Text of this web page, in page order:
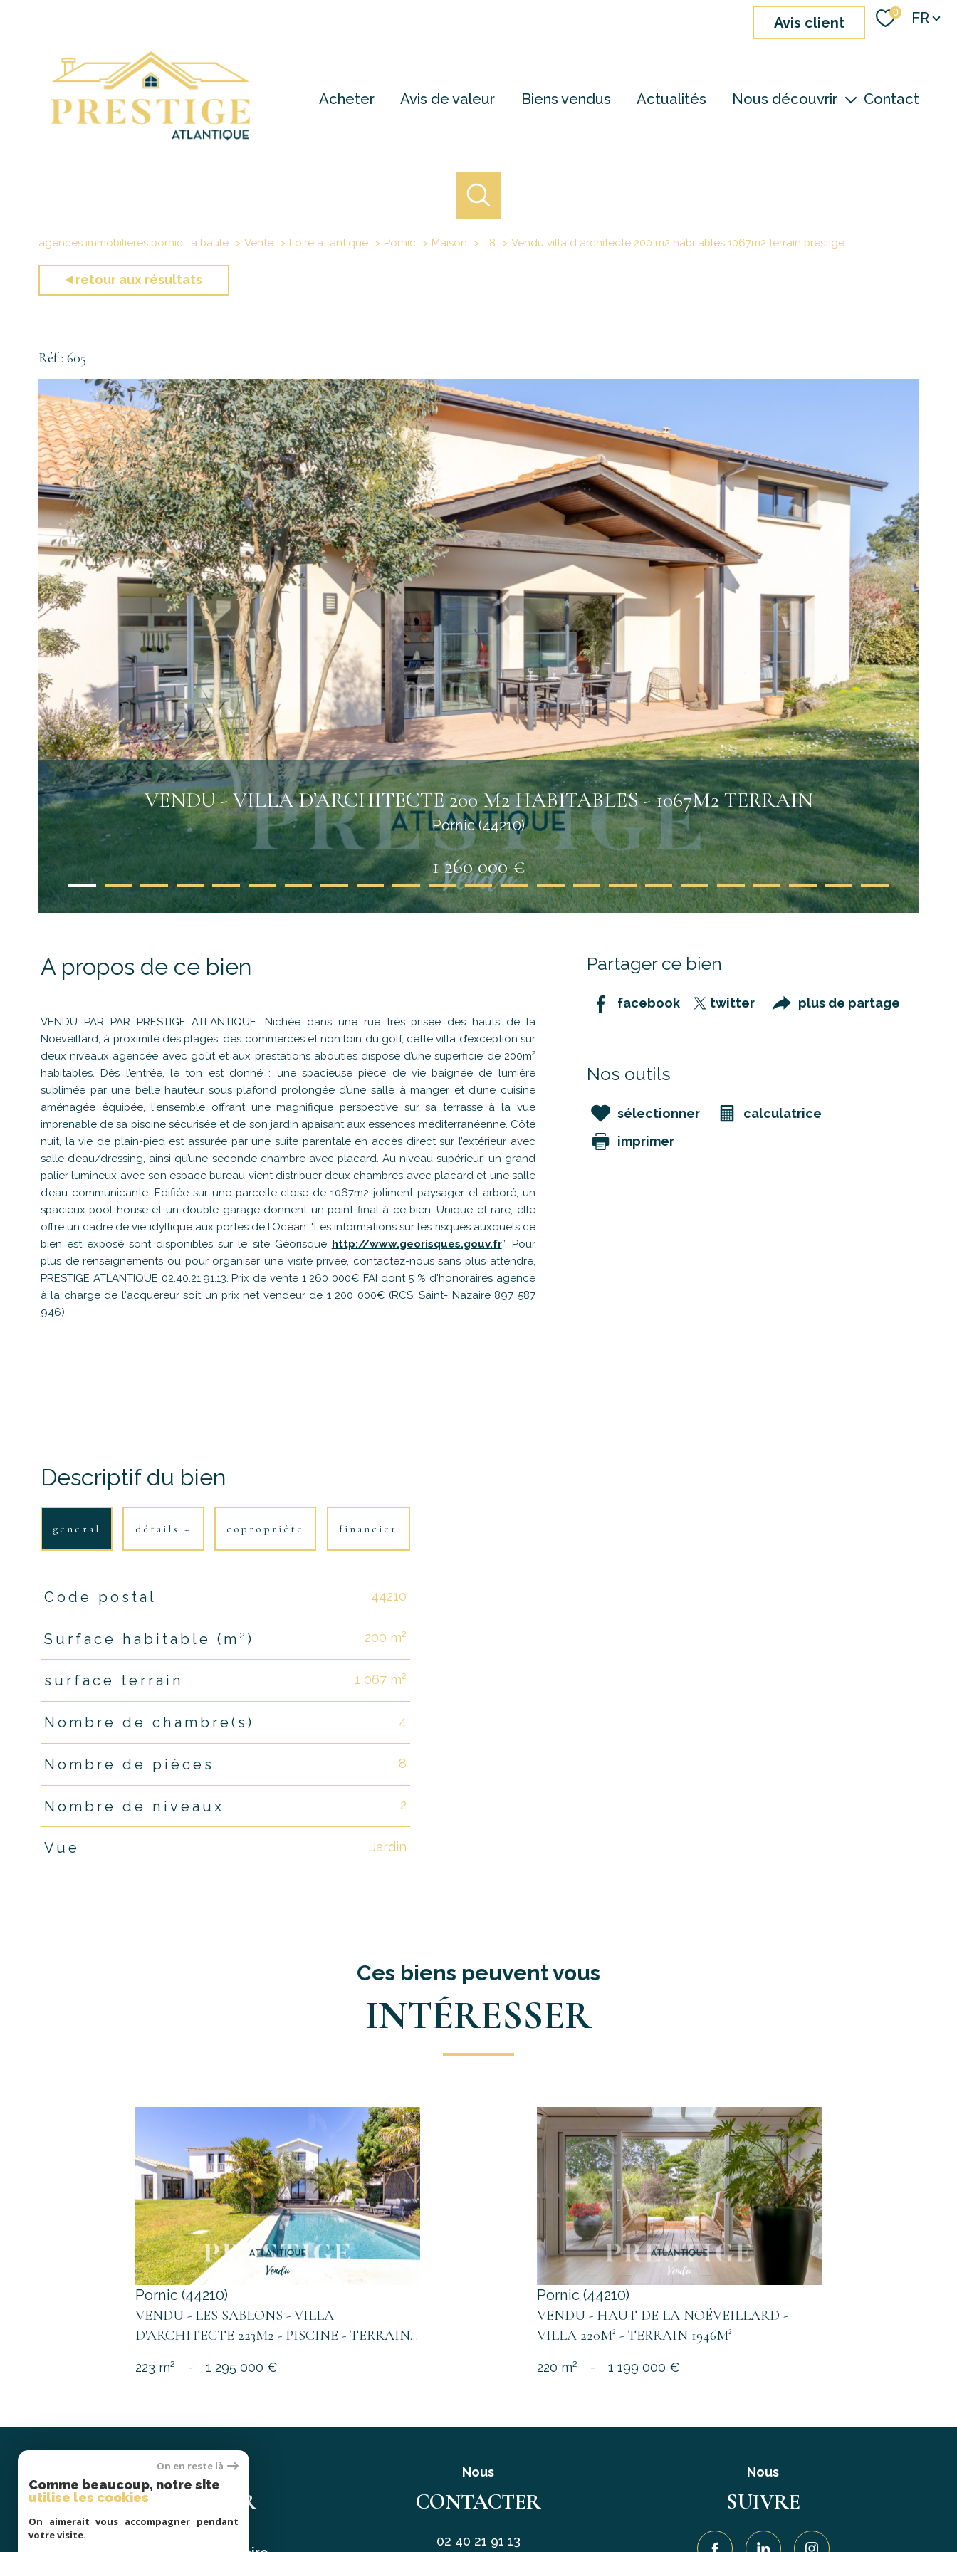
avis client
0 Langue
FR
Acheter Avis de valeur Biens vendus Actualités Nous découvrir Contact
agences immobilières pornic, la baule Vente Loire atlantique Pornic Maison T8 Vendu villa d architecte 200 m2 habitables 1067m2 terrain prestige
retour aux résultats
Réf : 605
VENDU - VILLA D’ARCHITECTE 200 M2 HABITABLES - 1067M2 TERRAIN
Pornic (44210)
1 260 000 €
A propos de ce bien
VENDU PAR PAR PRESTIGE ATLANTIQUE. Nichée dans une rue très prisée des hauts de la
Noëveillard, à proximité des plages, des commerces et non loin du golf, cette villa d’exception sur
deux niveaux agencée avec goût et aux prestations abouties dispose d’une superficie de 200m²
habitables. Dès l’entrée, le ton est donné : une spacieuse pièce de vie baignée de lumière
sublimée par une belle hauteur sous plafond prolongée d’une salle à manger et d’une cuisine
aménagée équipée, l'ensemble offrant une magnifique perspective sur sa terrasse à la vue
imprenable de sa piscine sécurisée et de son jardin apaisant aux essences méditerranéenne. Côté
nuit, la vie de plain-pied est assurée par une suite parentale en accès direct sur l’extérieur avec
salle d’eau/dressing, ainsi qu’une seconde chambre avec placard. Au niveau supérieur, un grand
palier lumineux avec son espace bureau vient distribuer deux chambres avec placard et une salle
d’eau communicante. Edifiée sur une parcelle close de 1067m2 joliment paysager et arboré, un
spacieux pool house et un double garage donnent un point final à ce bien. Unique et rare, elle
offre un cadre de vie idyllique aux portes de l’Océan. "Les informations sur les risques auxquels ce
bien est exposé sont disponibles sur le site Géorisque http://www.georisques.gouv.fr”. Pour
plus de renseignements ou pour organiser une visite privée, contactez-nous sans plus attendre,
PRESTIGE ATLANTIQUE 02.40.21.91.13. Prix de vente 1 260 000€ FAI dont 5 % d'honoraires agence
à la charge de l'acquéreur soit un prix net vendeur de 1 200 000€ (RCS. Saint- Nazaire 897 587
946).
Partager ce bien
facebook twitter plus de partage
Nos outils
sélectionner
calculatrice
imprimer
Descriptif du bien
général détails + copropriété financier
TRAD_PAMPERO_Caracteristique
Code postal 44210
Surface habitable (m²) 200 m²
surface terrain 1 067 m²
Nombre de chambre(s) 4
Nombre de pièces 8
Nombre de niveaux 2
Vue Jardin
Ces biens peuvent vous
INTÉRESSER
voir le bien
Pornic (44210)
VENDU - LES SABLONS - VILLA
D'ARCHITECTE 223M2 - PISCINE - TERRAIN...
223 m² - 1 295 000 €
voir le bien
Pornic (44210)
VENDU - HAUT DE LA NOËVEILLARD -
VILLA 220M² - TERRAIN 1946M²
220 m² - 1 199 000 €
Se
CONNECTER
Nous
CONTACTER
02 40 21 91 13
Nous
SUIVRE
On en reste là
Comme beaucoup, notre site
utilise les cookies
On aimerait vous accompagner pendant
votre visite.